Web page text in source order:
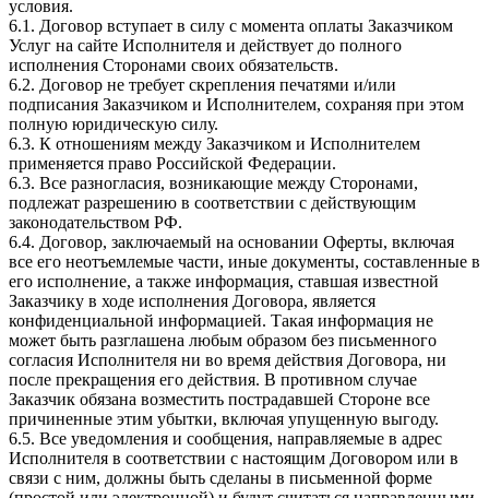
условия.
6.1. Договор вступает в силу с момента оплаты Заказчиком
Услуг на сайте Исполнителя и действует до полного
исполнения Сторонами своих обязательств.
6.2. Договор не требует скрепления печатями и/или
подписания Заказчиком и Исполнителем, сохраняя при этом
полную юридическую силу.
6.3. К отношениям между Заказчиком и Исполнителем
применяется право Российской Федерации.
6.3. Все разногласия, возникающие между Сторонами,
подлежат разрешению в соответствии с действующим
законодательством РФ.
6.4. Договор, заключаемый на основании Оферты, включая
все его неотъемлемые части, иные документы, составленные в
его исполнение, а также информация, ставшая известной
Заказчику в ходе исполнения Договора, является
конфиденциальной информацией. Такая информация не
может быть разглашена любым образом без письменного
согласия Исполнителя ни во время действия Договора, ни
после прекращения его действия. В противном случае
Заказчик обязана возместить пострадавшей Стороне все
причиненные этим убытки, включая упущенную выгоду.
6.5. Все уведомления и сообщения, направляемые в адрес
Исполнителя в соответствии с настоящим Договором или в
связи с ним, должны быть сделаны в письменной форме